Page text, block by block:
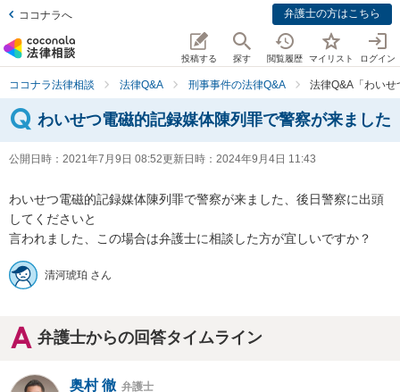
ココナラへ 弁護士の方はこちら
投稿する 探す 閲覧履歴 マイリスト ログイン
ココナラ法律相談 法律Q&A 刑事事件の法律Q&A 法律Q&A「わい
わいせつ電磁的記録媒体陳列罪で警察が来ました
公開日時： 2021年7月9日 08:52更新日時： 2024年9月4日 11:43
わいせつ電磁的記録媒体陳列罪で警察が来ました、後日警察に出頭
してくださいと
言われました、この場合は弁護士に相談した方が宜しいですか？
清河琥珀 さん
弁護士からの回答タイムライン
奥村 徹 弁護士